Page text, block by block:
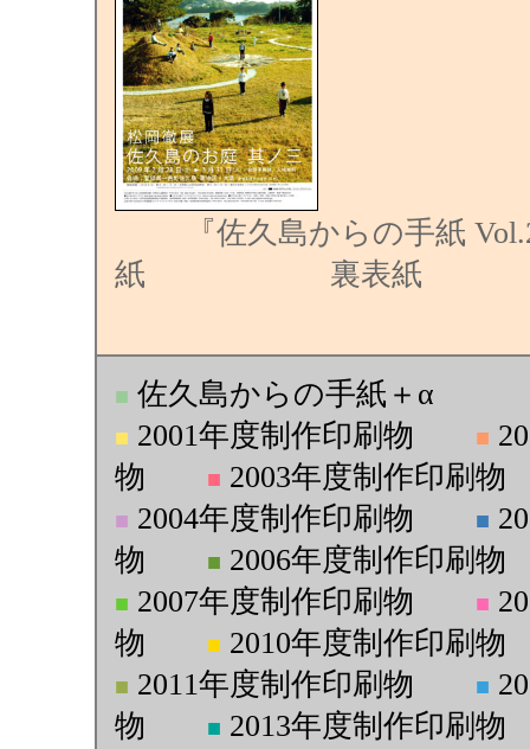
『佐久島からの手紙
紙 裏表紙
■ 佐久島からの手紙＋α
■ 2001年度制作印刷物 ■
物
■ 2003年度制作印刷物
■ 2004年度制作印刷物 ■
物
■ 2006年度制作印刷物
■ 2007年度制作印刷物 ■
物
■ 2010年度制作印刷物
■ 2011年度制作印刷物 ■
物
■ 2013年度制作印刷物